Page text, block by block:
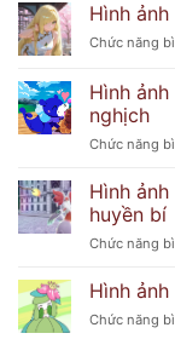
Hình
Chức năng
Hình
nghịch
Chức năng
Hình
huyền bí
Chức năng
Hình
Chức năng